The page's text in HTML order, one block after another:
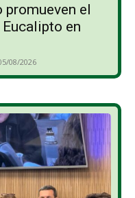
promueven el
en
08/2026